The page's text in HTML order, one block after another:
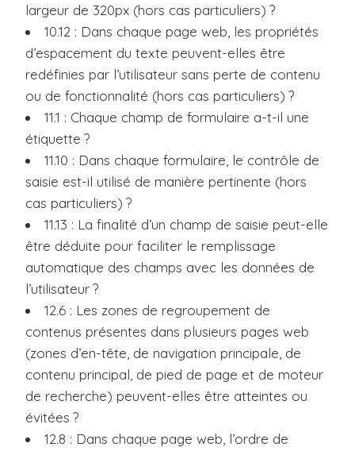
largeur de 320px (hors cas particuliers) ?
10.12 : Dans chaque page web, les propriétés
d’espacement du texte peuvent-elles être
redéfinies par l’utilisateur sans perte de contenu
ou de fonctionnalité (hors cas particuliers) ?
11.1 : Chaque champ de formulaire a-t-il une
étiquette ?
11.10 : Dans chaque formulaire, le contrôle de
saisie est-il utilisé de manière pertinente (hors
cas particuliers) ?
11.13 : La finalité d’un champ de saisie peut-elle
être déduite pour faciliter le remplissage
automatique des champs avec les données de
l’utilisateur ?
12.6 : Les zones de regroupement de
contenus présentes dans plusieurs pages web
(zones d’en-tête, de navigation principale, de
contenu principal, de pied de page et de moteur
de recherche) peuvent-elles être atteintes ou
évitées ?
12.8 : Dans chaque page web, l’ordre de